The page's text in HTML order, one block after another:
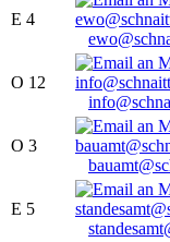
E 4
O 12
O 3
E 5